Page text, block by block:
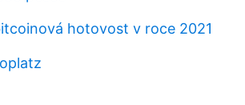
hotovost v roce 2021